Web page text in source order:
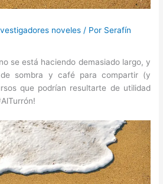
noveles / Por Serafín
se está haciendo demasiado largo, y
sombra y café para compartir (y
que podrían resultarte de utilidad